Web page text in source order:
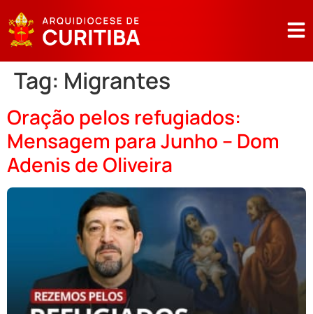
Tag: Migrantes
Oração pelos refugiados:
Mensagem para Junho – Dom
Adenis de Oliveira